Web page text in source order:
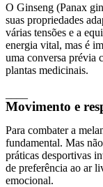
O Ginseng (Panax
suas propriedades
várias tensões e a
energia vital, mas é
uma conversa prévia
plantas medicinais.
Movimento e
Para combater a
fundamental. Mas
práticas desportivas
de preferência ao ar
emocional.